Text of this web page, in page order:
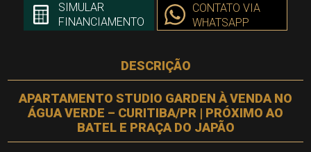
SIMULAR
FINANCIAMENTO
CONTATO VIA
WHATSAPP
DESCRIÇÃO
APARTAMENTO STUDIO GARDEN À VENDA NO
ÁGUA VERDE – CURITIBA/PR | PRÓXIMO AO
BATEL E PRAÇA DO JAPÃO